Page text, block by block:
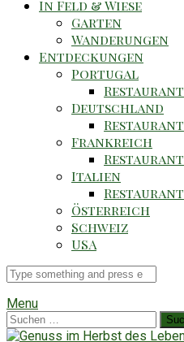
In Feld & Wiese
Garten
Wanderungen
Entdeckungen
Portugal
Restaurant
Deutschland
Restaurant
Frankreich
Restaurant
Italien
Restaurant
Österreich
Schweiz
USA
Suche
für
Menu
Suchen
nach: